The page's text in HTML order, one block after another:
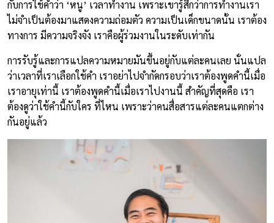
กับการใช้คำว่า ‘หนู’ เวลาทำงาน เพราะเขารู้สึกว่าการทำงานเรา
ไม่จำเป็นต้องมาแสดงความถ่อมตัว ความเป็นเด็กขนาดนั้น เราต้อง
ทางการ มีความจริงจัง เราคือผู้ร่วมงานในระดับเท่ากัน
การรับรู้และการแปลความหมายมันขึ้นอยู่กับแต่ละคนเลย นั่นแปล
ว่าเวลาที่เราเลือกใช้คำ เราอย่าไปจำกัดกรอบว่าเราต้องพูดคำนี้เมื่อ
เราอายุเท่านี้ เราต้องพูดคำนี้เมื่อเราไปงานนี้ สำคัญที่สุดคือ เรา
ต้องดูว่าใช้คำนี้กับใคร ที่ไหน เพราะว่าคนสื่อสารแต่ละคนแตกต่าง
กันอยู่แล้ว